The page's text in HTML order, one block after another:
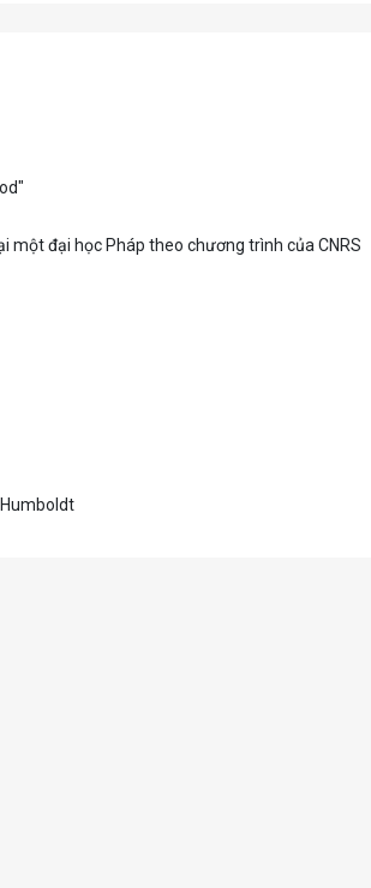
một đại học Pháp theo chương trình của CNRS